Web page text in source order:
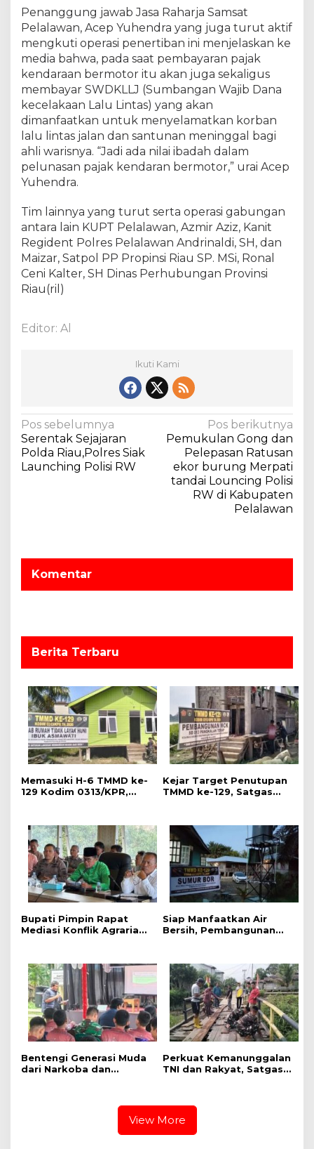
S
a
m
s
a
t
P
a
l
a
n
4
U
n
n
Penanggung jawab Jasa Raharja Samsat
Pelalawan, Acep Yuhendra yang juga turut aktif
mengkuti operasi penertiban ini menjelaskan ke
media bahwa, pada saat pembayaran pajak
kendaraan bermotor itu akan juga sekaligus
membayar SWDKLLJ (Sumbangan Wajib Dana
kecelakaan Lalu Lintas) yang akan
dimanfaatkan untuk menyelamatkan korban
lalu lintas jalan dan santunan meninggal bagi
ahli warisnya. “Jadi ada nilai ibadah dalam
pelunasan pajak kendaran bermotor,” urai Acep
Yuhendra.
Tim lainnya yang turut serta operasi gabungan
antara lain KUPT Pelalawan, Azmir Aziz, Kanit
Regident Polres Pelalawan Andrinaldi, SH, dan
Maizar, Satpol PP Propinsi Riau SP. MSi, Ronal
Ceni Kalter, SH Dinas Perhubungan Provinsi
Riau(ril)
Editor: Al
Ikuti Kami
N
a
v
i
p
Pos sebelumnya
Serentak Sejajaran
Polda Riau,Polres Siak
Launching Polisi RW
Pos berikutnya
Pemukulan Gong dan
Pelepasan Ratusan
ekor burung Merpati
tandai Louncing Polisi
RW di Kabupaten
Pelalawan
Komentar
Berita Terbaru
Memasuki H-6 TMMD ke-
129 Kodim 0313/KPR,
Finishing dan
Pengecatan
Kejar Target Penutupan
TMMD ke-129, Satgas
013 Pangkalan Terap
Bupati Pimpin Rapat
Mediasi Konflik Agraria
Lokasi Sengketa
Dihentikan Sementara
Siap Manfaatkan Air
Bersih, Pembangunan
Musholla Alfaizin
Rampung 100 Persen
Bentengi Generasi Muda
dari Narkoba dan
Penyuluhan di Pangkalan
Perkuat Kemanunggalan
TNI dan Rakyat, Satgas
Jembatan Jalan Desa
View More